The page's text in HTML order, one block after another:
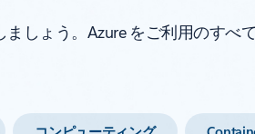
しょう。Azure をご利用のすべ